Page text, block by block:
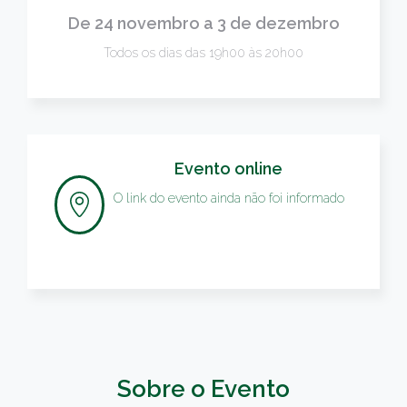
De 24 novembro a 3 de dezembro
Todos os dias das 19h00 às 20h00
Evento online
O link do evento ainda não foi informado
Sobre o Evento